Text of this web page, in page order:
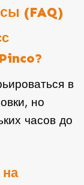
(FAQ)
в
но
часов до